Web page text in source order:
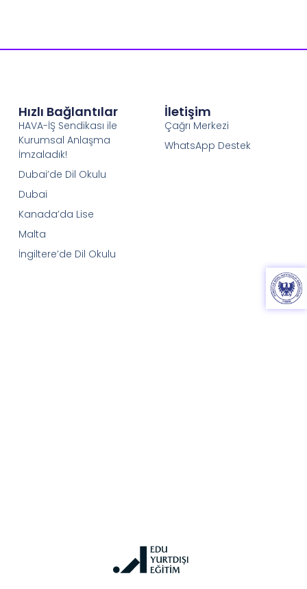
Hızlı Bağlantılar
HAVA-İŞ Sendikası ile
Kurumsal Anlaşma
İmzaladık!
Dubai’de Dil Okulu
Dubai
Kanada’da Lise
Malta
İngiltere’de Dil Okulu
İletişim
Çağrı Merkezi
WhatsApp Destek